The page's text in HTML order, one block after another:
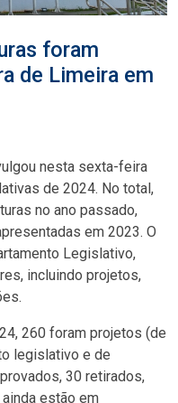
foram
de Limeira em
nesta sexta-feira
de 2024. No total,
no ano passado,
em 2023. O
Legislativo,
incluindo projetos,
260 foram projetos (de
legislativo e de
30 retirados,
estão em